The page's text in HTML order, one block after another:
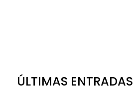
ÚLTIMAS ENTRADAS